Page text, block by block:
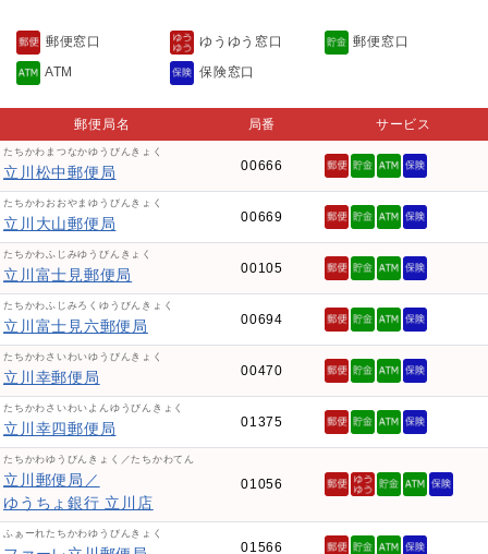
郵便窓口 ゆうゆう窓口
郵便窓口
ATM
保険窓口
郵便局名 局番 サービス
たちかわまつなかゆうびんきょく
立川松中郵便局 00666
たちかわおおやまゆうびんきょく
立川大山郵便局 00669
たちかわふじみゆうびんきょく
立川富士見郵便局 00105
たちかわふじみろくゆうびんきょく
立川富士見六郵便局 00694
たちかわさいわいゆうびんきょく
立川幸郵便局 00470
たちかわさいわいよんゆうびんきょく
立川幸四郵便局 01375
たちかわゆうびんきょく／たちかわてん
立川郵便局／
ゆうちょ銀行 立川店
01056
ふぁーれたちかわゆうびんきょく
01566